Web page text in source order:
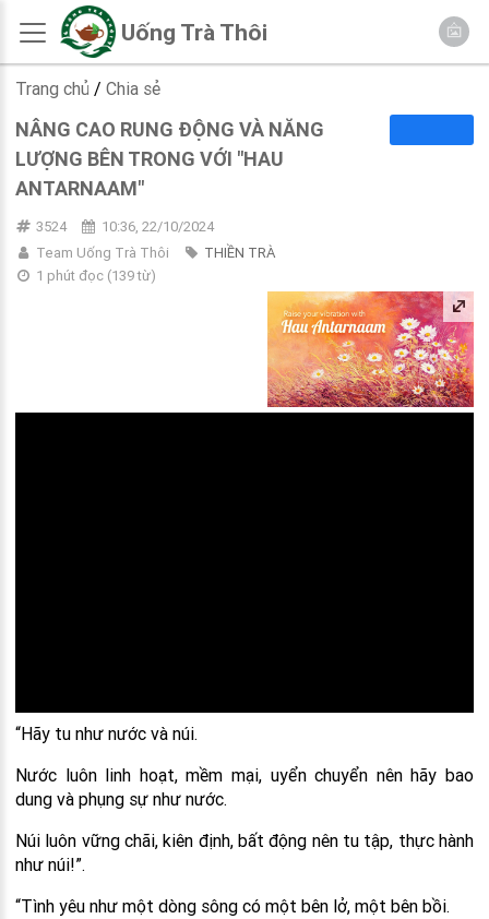
Uống Trà Thôi
Trang chủ / Chia sẻ
NÂNG CAO RUNG ĐỘNG VÀ NĂNG
LƯỢNG BÊN TRONG VỚI "HAU
ANTARNAAM"
3524
10:36, 22/10/2024
Team Uống Trà Thôi
THIỀN TRÀ
1 phút đọc(139từ)
“Hãy tu như nước và núi.
Nước luôn linh hoạt, mềm mại, uyển chuyển nên hãy bao
dung và phụng sự như nước.
Núi luôn vững chãi, kiên định, bất động nên tu tập, thực hành
như núi!”.
“Tình yêu như một dòng sông có một bên lở, một bên bồi.